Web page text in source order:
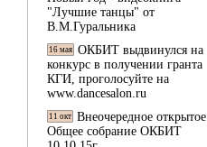
"Лучшие танцы" от
В.М.Гуральника
16 мая ОКБИТ выдвинулся на
конкурс в получении гранта
КГИ, проголосуйте на
www.dancesalon.ru
11 окт Внеочередное открытое
Общее собрание ОКБИТ